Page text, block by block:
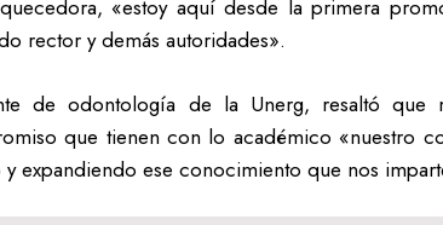
«estoy aquí desde la primera
rector y demás autoridades».
de odontología de la Unerg, resaltó
que tienen con lo académico «nuestro
expandiendo ese conocimiento que nos